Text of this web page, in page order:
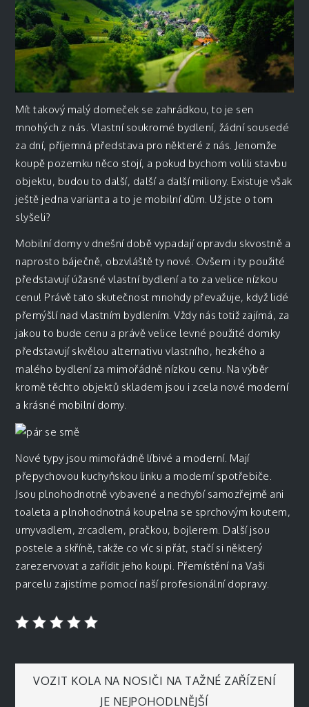
Mít takový malý domeček se zahrádkou, to je sen
mnohých z nás. Vlastní soukromé bydlení, žádní sousedé
za dní, příjemná představa pro některé z nás. Jenomže
koupě pozemku něco stojí, a pokud bychom volili stavbu
objektu, budou to další, další a další miliony. Existuje však
ještě jedna varianta a to je mobilní dům. Už jste o tom
slyšeli?
Mobilní domy v dnešní době vypadají opravdu skvostně a
naprosto báječně, obzvláště ty nové. Ovšem i ty použité
představují úžasné vlastní bydlení a to za velice nízkou
cenu! Právě tato skutečnost mnohdy převažuje, když lidé
přemýšlí nad vlastním bydlením. Vždy nás totiž zajímá, za
jakou to bude cenu a právě velice levné použité domky
představují skvělou alternativu vlastního, hezkého a
malého bydlení za mimořádně nízkou cenu. Na výběr
kromě těchto objektů skladem jsou i zcela nové moderní
a krásné mobilní domy.
Nové typy jsou mimořádně líbivé a moderní. Mají
přepychovou kuchyňskou linku a moderní spotřebiče.
Jsou plnohodnotně vybavené a nechybí samozřejmě ani
toaleta a plnohodnotná koupelna se sprchovým koutem,
umyvadlem, zrcadlem, pračkou, bojlerem. Další jsou
postele a skříně, takže co víc si přát, stačí si některý
zarezervovat a zařídit jeho koupi. Přemístění na Vaši
parcelu zajistíme pomocí naší profesionální dopravy.
Navigace
VOZIT KOLA NA NOSIČI NA TAŽNÉ ZAŘÍZENÍ
JE NEJPOHODLNĚJŠÍ